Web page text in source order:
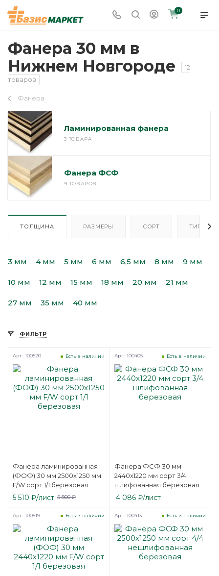
0
Фанера 30 мм в
Нижнем Новгороде
12
товаров
Фанера
Ламинированная фанера
3 ТОВАРА
Фанера ФСФ
9 ТОВАРОВ
ТОЛЩИНА РАЗМЕРЫ СОРТ ТИП
3 мм 4 мм 5 мм 6 мм 6,5 мм 8 мм 9 мм
10 мм 12 мм 15 мм 18 мм 20 мм 21 мм
27 мм 35 мм 40 мм
ФИЛЬТР
Фанера ламинированная
(ФОФ) 30 мм 2500х1250 мм
F/W сорт 1/1 березовая
Есть в наличии
Арт.: 100520
5 510 ₽/лист 5 800₽
Фанера ФСФ 30 мм
2440х1220 мм сорт 3/4
шлифованная березовая
Есть в наличии
Арт.: 100405
4 086₽/лист
Есть в наличии
Арт.: 100519 Есть в наличии
Арт.: 100413